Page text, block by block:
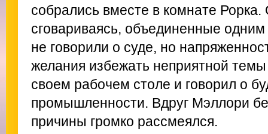
собрались вместе в комнате
сговариваясь, объединенные
не говорили о суде, но
желания избежать неприятной
своем рабочем столе и говорил о
промышленности. Вдруг Мэллори
причины громко рассмеялся.